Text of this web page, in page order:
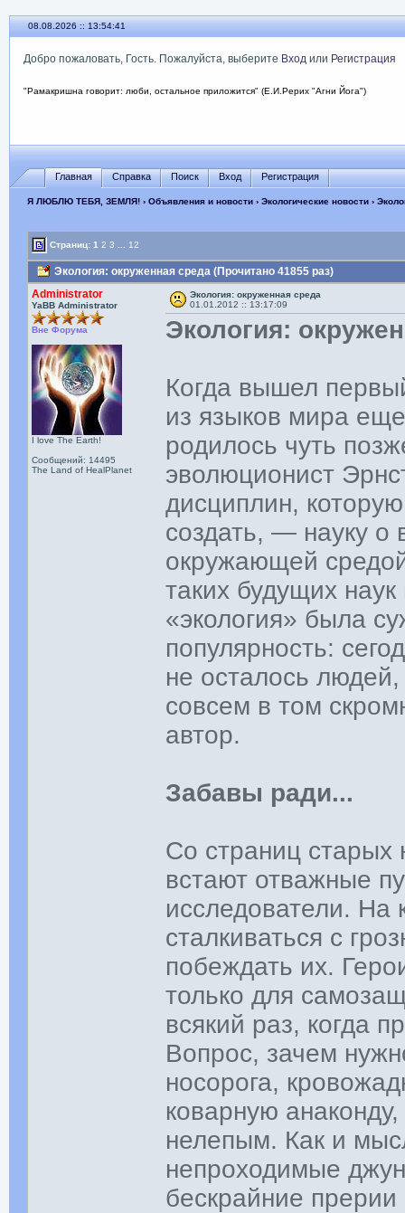
08.08.2026 :: 13:54:42
Добро пожаловать, Гость. Пожалуйста, выберите Входили Регистрация
"Рамакришна говорит: люби, остальное приложится" (Е.И.Рерих "Агни Йога")
Главная Справка Поиск Вход Регистрация
Я ЛЮБЛЮ ТЕБЯ, ЗЕМЛЯ!› Объявления и новости› Экологические новости›
Страниц:1 2 3 12
Экология: окруженная среда (Прочитано 41855 раз)
Administrator
YaBB Administrator
Вне Форума
I love The Earth!
Сообщений: 14495
The Land of HealPlanet
Экология: окруженная среда
01.01.2012 :: 13:17:09
Экология:
Когда вышел
из языков мира
родилось чуть
эволюционист
дисциплин,
создать, — науку о
окружающей
таких будущих
«экология» была
популярность:
не осталось
совсем в том
автор.
Забавы ради...
Со страниц старых
встают отважные
исследователи. На
сталкиваться с
побеждать их.
только для
всякий раз, когда
Вопрос, зачем
носорога,
коварную
нелепым. Как и
непроходимые
бескрайние